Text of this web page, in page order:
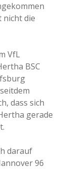
nicht die
VfL
BSC
dass sich
gerade
darauf
96